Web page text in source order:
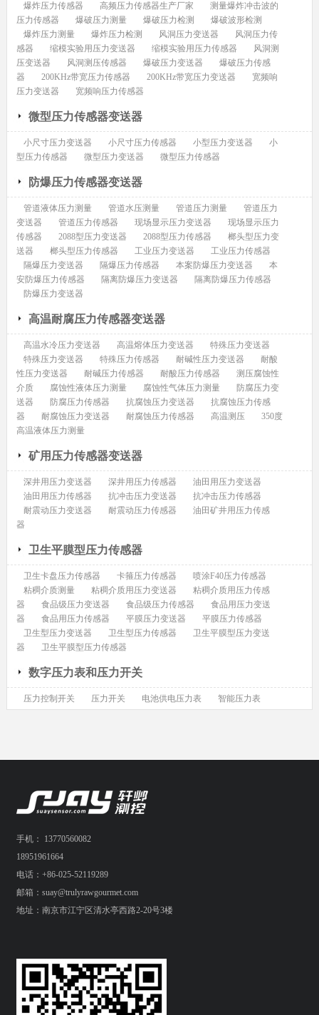
爆炸压力传感器 高频压力传感器生产厂家
测量爆炸冲击波的
压力传感器
爆破压力测量 爆破压力检测
爆破波形检测
爆炸压力测量
爆炸压力检测 风洞压力变送器
风洞压力传
感器
缩模实验用压力变送器 缩模实验用压力传感器
风洞测
压变送器
风洞测压传感器 爆破压力变送器
爆破压力传感
器
200KHz带宽压力传感器 200KHz带宽压力变送器
宽频响
压力变送器
宽频响压力传感器
微型压力传感器变送器
小尺寸压力变送器 小尺寸压力传感器 小型压力变送器
小
型压力传感器
微型压力变送器 微型压力传感器
防爆压力传感器变送器
管道液体压力测量 管道水压测量 管道压力测量
管道压力
变送器
管道压力传感器 现场显示压力变送器
现场显示压力
传感器
2088型压力变送器 2088型压力传感器
榔头型压力变
送器
榔头型压力传感器 工业压力变送器
工业压力传感器
隔爆压力变送器
隔爆压力传感器 本案防爆压力变送器
本
安防爆压力传感器
隔离防爆压力变送器
隔离防爆压力传感器
防爆压力变送器
高温耐腐压力传感器变送器
高温水冷压力变送器 高温熔体压力变送器
特殊压力变送器
特殊压力变送器
特殊压力传感器 耐碱性压力变送器
耐酸
性压力变送器
耐碱压力传感器 耐酸压力传感器
测压腐蚀性
介质
腐蚀性液体压力测量 腐蚀性气体压力测量
防腐压力变
送器
防腐压力传感器 抗腐蚀压力变送器
抗腐蚀压力传感
器
耐腐蚀压力变送器 耐腐蚀压力传感器 高温测压
350度
高温液体压力测量
矿用压力传感器变送器
深井用压力变送器 深井用压力传感器
油田用压力变送器
油田用压力传感器
抗冲击压力变送器
抗冲击压力传感器
耐震动压力变送器
耐震动压力传感器
油田矿井用压力传感
器
卫生平膜型压力传感器
卫生卡盘压力传感器 卡箍压力传感器
喷涂F40压力传感器
粘稠介质测量
粘稠介质用压力变送器
粘稠介质用压力传感
器
食品级压力变送器 食品级压力传感器
食品用压力变送
器
食品用压力传感器 平膜压力变送器
平膜压力传感器
卫生型压力变送器
卫生型压力传感器
卫生平膜型压力变送
器
卫生平膜型压力传感器
数字压力表和压力开关
压力控制开关 压力开关 电池供电压力表 智能压力表
手机： 13770560082
18951961664
电话：+86-025-52119289
邮箱：suay@trulyrawgourmet.com
地址：南京市江宁区清水亭西路2-20号3楼